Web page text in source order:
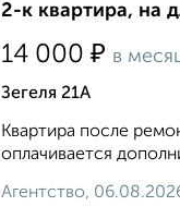
2-к квартира, на
14 000 ₽ в
Зегеля 21А
Квартира после
оплачивается
Агентство,